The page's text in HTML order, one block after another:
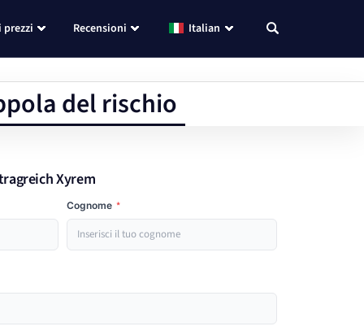
prezzi Recensioni Italian
del rischio
Xyrem
Cognome *